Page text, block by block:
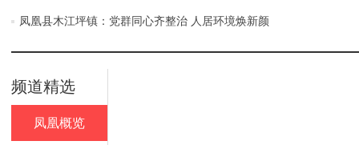
凤凰县木江坪镇：党群同心齐整治 人居环境焕新颜
频道精选
凤凰概览